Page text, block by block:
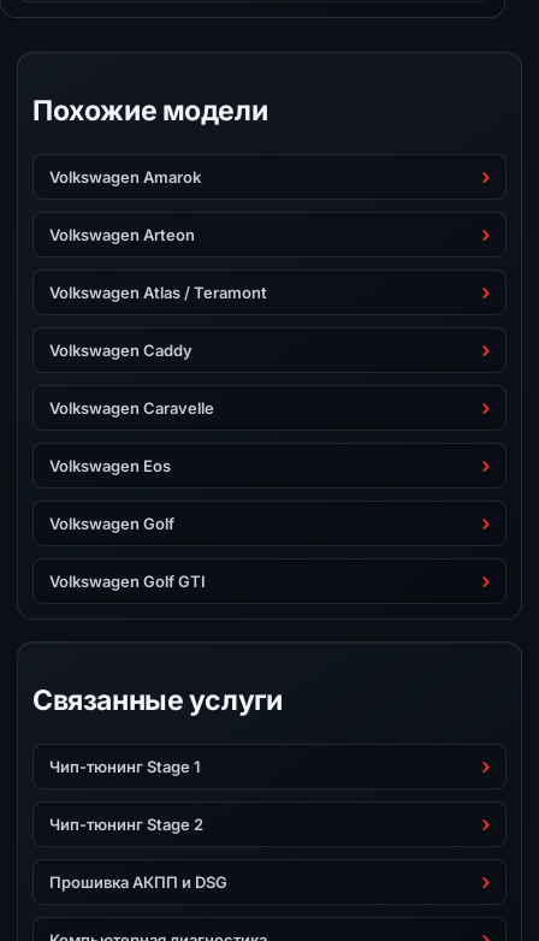
Похожие модели
Volkswagen Amarok
Volkswagen Arteon
Volkswagen Atlas / Teramont
Volkswagen Caddy
Volkswagen Caravelle
Volkswagen Eos
Volkswagen Golf
Volkswagen Golf GTI
Связанные услуги
Чип-тюнинг Stage 1
Чип-тюнинг Stage 2
Прошивка АКПП и DSG